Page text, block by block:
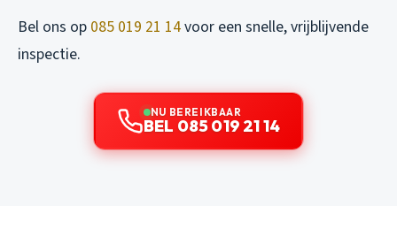
Bel ons op 085 019 21 14voor een snelle, vrijblijvende
inspectie.
NU BEREIKBAAR
BEL 085 019 21 14